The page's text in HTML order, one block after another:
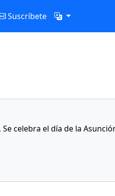
Suscríbete
celebra el día de la